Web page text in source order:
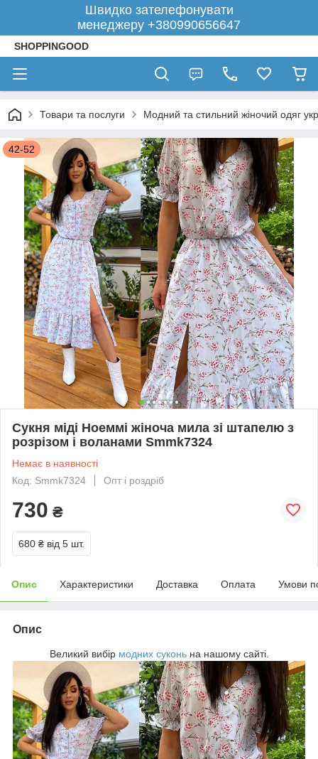
Швидко зателефонувати
менеджеру +380990656647
SHOPPINGOOD
Товари та послуги Модний та стильний жіночий одяг
42-52
Сукня міді Ноеммі жіноча мила зі штапелю з
розрізом і воланами Smmk7324
Немає в наявності
Код: Smmk7324
Опт і роздріб
730 ₴
680 ₴ від 5 шт.
Опис Характеристики Доставка Оплата Умови
Опис
Великий вибір модних суконьна нашому сайті.